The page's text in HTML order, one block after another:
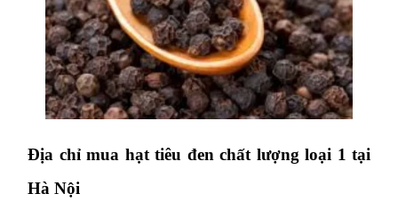
Địa chỉ mua hạt tiêu đen chất lượng loại 1 tại
Hà Nội